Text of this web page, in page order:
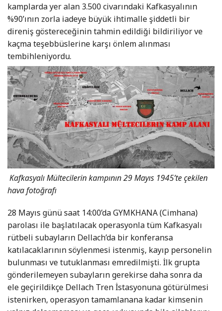
kamplarda yer alan 3.500 civarındaki Kafkasyalının
%90’ının zorla iadeye büyük ihtimalle şiddetli bir
direniş göstereceğinin tahmin edildiği bildiriliyor ve
kaçma teşebbüslerine karşı önlem alınması
tembihleniyordu.
Kafkasyalı Mültecilerin kampının 29 Mayıs 1945’te çekilen
hava fotoğrafı
28 Mayıs günü saat 14:00’da GYMKHANA (Cimhana)
parolası ile başlatılacak operasyonla tüm Kafkasyalı
rütbeli subayların Dellach’da bir konferansa
katılacaklarının söylenmesi istenmiş, kayıp personelin
bulunması ve tutuklanması emredilmişti. İlk grupta
gönderilemeyen subayların gerekirse daha sonra da
ele geçirildikçe Dellach Tren İstasyonuna götürülmesi
istenirken, operasyon tamamlanana kadar kimsenin